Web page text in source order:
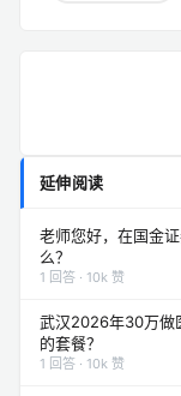
延伸阅读
老师您好，在国金
么？
1 回答 · 10k 赞
武汉2026年30万做
的套餐？
1 回答 · 10k 赞